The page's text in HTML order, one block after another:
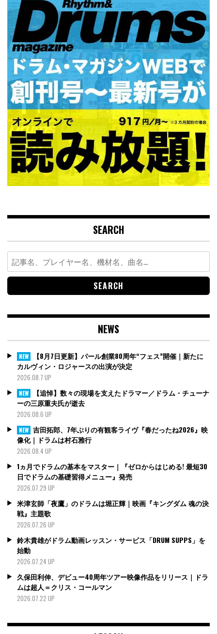
SEARCH
Search
for:
NEWS
NEW
【8月7日更新】パール創業80周年“フェス”開催｜新たに
カルヴィン・ロジャースの出演が決定
2026.08.7 UP
NEW
【追悼】数々の現場を支えたドラマー／ドラム・チューナ
ーの三原重夫氏が逝去
2026.08.6 UP
NEW 吉田拓郎、7年ぶりの有観客ライヴ『春だったね2026』映
像化｜ドラムは村石雅行
2026.08.4 UP
1ヵ月でドラムの基本をマスター｜『ゼロからはじめる! 最短30
日でドラムの基礎習得メニュー』発売
2026.07.29 UP
米津玄師「夜鷹」のドラムは堀正輝｜映画『キングダム 魂の決
戦』主題歌
2026.07.26 UP
鈴木貴雄がドラム動画レッスン・サービス「DRUM SUPPS」を
始動
2026.07.24 UP
久保田利伸、デビュー40周年ツアー映像作品をリリース｜ドラ
ムは超人＝クリス・コールマン
2026.07.22 UP